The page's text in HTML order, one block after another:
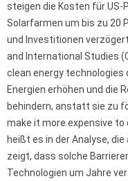
steigen die Kosten für
Solarfarmen um bis zu 20
und Investitionen
and International Studies
clean energy technologies
Energien erhöhen und die
behindern, anstatt sie zu
make it more expensive to
heißt es in der Analyse,
zeigt, dass solche
Technologien um Jahre